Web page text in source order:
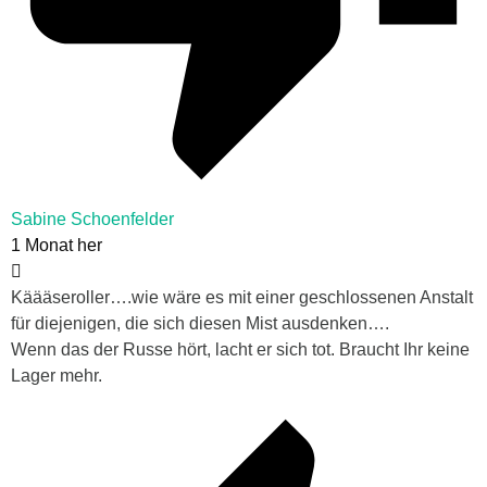
Sabine Schoenfelder
1 Monat her
Käääseroller….wie wäre es mit einer geschlossenen Anstalt
für diejenigen, die sich diesen Mist ausdenken….
Wenn das der Russe hört, lacht er sich tot. Braucht Ihr keine
Lager mehr.